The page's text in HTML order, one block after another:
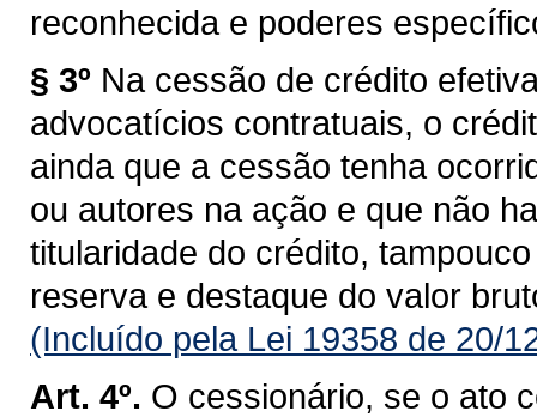
reconhecida e poderes
§ 3º Na cessão de crédito
advocatícios contratuais, o
ainda que a cessão tenha
ou autores na ação e que não
titularidade do crédito,
reserva e destaque do valor
(Incluído pela Lei 19358 de 20/
Art. 4º. O cessionário, se o ato